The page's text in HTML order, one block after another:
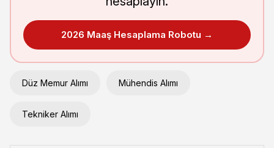
2026 Maaş Hesaplama Robotu →
Düz Memur Alımı Mühendis Alımı
Tekniker Alımı